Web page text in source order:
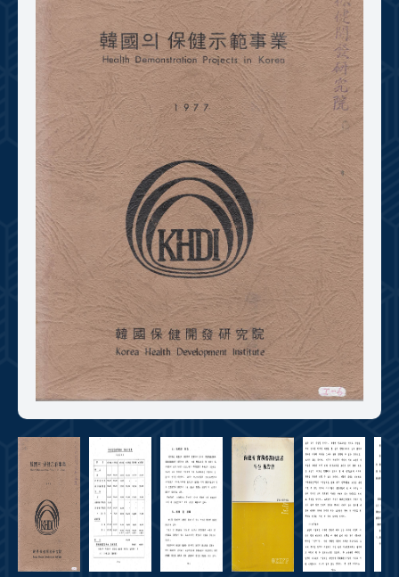
주년 기념
성과 50선 숫자로 보는 50년 50+1주년 광장
세계와 함께 한 KIHASA
VR 역사관